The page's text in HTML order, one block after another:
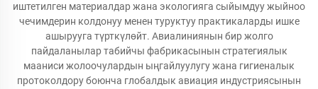
иштетилген материалдар жана экологияга сыйымдуу жыйноо
чечимдерин колдонуу менен туруктуу практикаларды ишке
ашырууга түрткүлөйт. Авиалиниянын бир жолго
пайдаланылар табийчы фабрикасынын стратегиялык
мааниси жолоочулардын ыңгайлуулугу жана гигиеналык
протоколдору боюнча глобалдык авиация индустриясынын